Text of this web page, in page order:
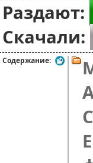
Раздают:
Скачали:
Содержание: